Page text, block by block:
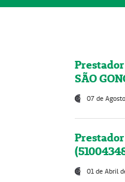
SÃO
07 de
01 de Abril